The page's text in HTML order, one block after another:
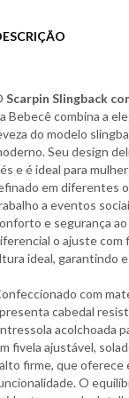
Scarpin Slingback
Bebecê combina a
do modelo
Seu design
e é ideal para
em diferentes
a eventos
e segurança ao
o ajuste com
ideal, garantindo
com
cabedal
acolchoada
fivela ajustável,
firme, que oferece
O